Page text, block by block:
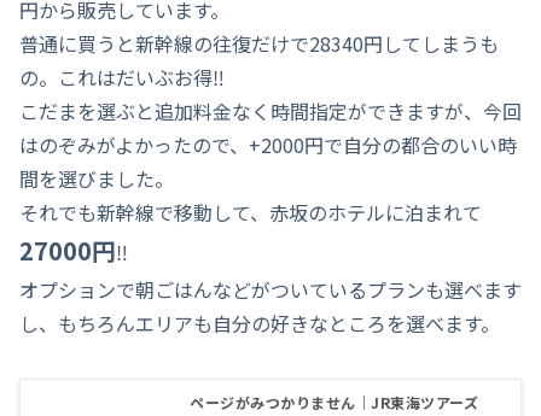
円から販売しています。
普通に買うと新幹線の往復だけで28340円してしまうも
の。これはだいぶお得‼
こだまを選ぶと追加料金なく時間指定ができますが、今回
はのぞみがよかったので、+2000円で自分の都合のいい時
間を選びました。
それでも新幹線で移動して、赤坂のホテルに泊まれて
27000円‼
オプションで朝ごはんなどがついているプランも選べます
し、もちろんエリアも自分の好きなところを選べます。
ページがみつかりません｜JR東海ツアーズ